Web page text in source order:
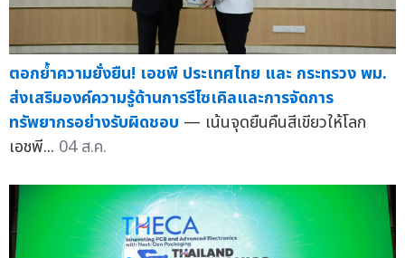
ตอกย้ำความยั่งยืน! เอชพี ประเทศไทย และ กระทรวง พม.
ส่งเสริมองค์ความรู้ด้านการรีไซเคิลและการจัดการ
ทรัพยากรอย่างรับผิดชอบ — เน้นจุดยืนคืนสีเขียวให้โลก
เอชพี... 04 ส.ค.